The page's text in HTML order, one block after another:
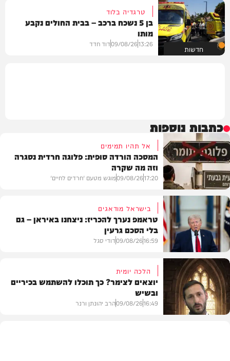
חדשות
טרגדיה בלוד
בן 5 נשכח ברכב – בבית החולים נקבע
מותו
13:26
09/08/26דוד חדד
כתבות נוספות
דעות
אל תהיו תמימים
המסכה הורדה סופית: פלוגה חרדית נסגרה
וזה מה שקרה
17:20
09/08/26מוגש מטעם 'חרדים לחיים'
בעולם
בישראל מודאגים
טראמפ נערך להכריז: ניצחנו באיראן – גם
בלי הסכם גרעין
16:59
09/08/26דודי סגל
הלכה יומית
יוצאים לצימר? כך תוכלו להשתמש בכיריים
ובשיש
16:49
09/08/26הרב יהונתן ורנר